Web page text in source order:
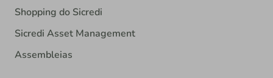
Shopping do Sicredi
Sicredi Asset Management
Assembleias